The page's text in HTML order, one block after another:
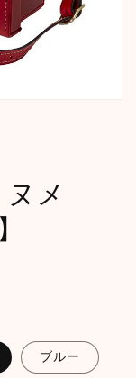
メ
ブルー